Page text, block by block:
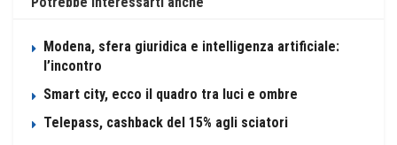
Modena, sfera giuridica e intelligenza artificiale:
l’incontro
Smart city, ecco il quadro tra luci e ombre
Telepass, cashback del 15% agli sciatori